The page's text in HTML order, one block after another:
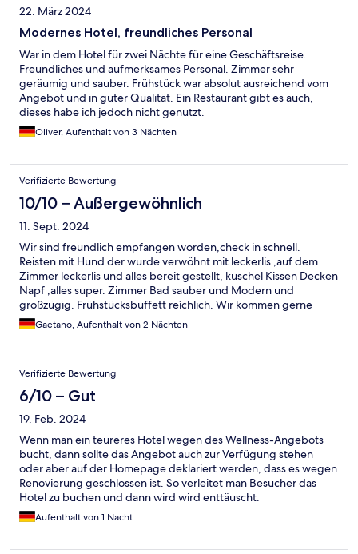
22. März 2024
Modernes Hotel, freundliches Personal
War in dem Hotel für zwei Nächte für eine Geschäftsreise.
Freundliches und aufmerksames Personal. Zimmer sehr
geräumig und sauber. Frühstück war absolut ausreichend vom
Angebot und in guter Qualität. Ein Restaurant gibt es auch,
dieses habe ich jedoch nicht genutzt.
Oliver, Aufenthalt von 3 Nächten
Verifizierte Bewertung
10/10 – Außergewöhnlich
11. Sept. 2024
Wir sind freundlich empfangen worden,check in schnell.
Reisten mit Hund der wurde verwöhnt mit leckerlis ,auf dem
Zimmer leckerlis und alles bereit gestellt, kuschel Kissen Decken
Napf ,alles super. Zimmer Bad sauber und Modern und
großzügig. Frühstücksbuffett reìchlich. Wir kommen gerne
wieder.Pirronello
Gaetano, Aufenthalt von 2 Nächten
Verifizierte Bewertung
6/10 – Gut
19. Feb. 2024
Wenn man ein teureres Hotel wegen des Wellness-Angebots
bucht, dann sollte das Angebot auch zur Verfügung stehen
oder aber auf der Homepage deklariert werden, dass es wegen
Renovierung geschlossen ist. So verleitet man Besucher das
Hotel zu buchen und dann wird wird enttäuscht.
Aufenthalt von 1 Nacht